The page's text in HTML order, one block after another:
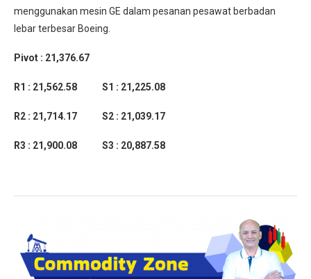
menggunakan mesin GE dalam pesanan pesawat berbadan
lebar terbesar Boeing.
Pivot : 21,376.67
R1 : 21,562.58 S1 : 21,225.08
R2 : 21,714.17 S2 : 21,039.17
R3 : 21,900.08 S3 : 20,887.58